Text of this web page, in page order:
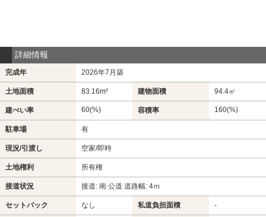
詳細情報
完成年 2026年7月築
土地面積 83.16m² 建物面積 94.4㎡
建ぺい率 60(%) 容積率 160(%)
駐車場 有
現況/引渡し 空家/即時
土地権利 所有権
接道状況 接道: 南 公道 道路幅: 4ｍ
セットバック なし 私道負担面積 -